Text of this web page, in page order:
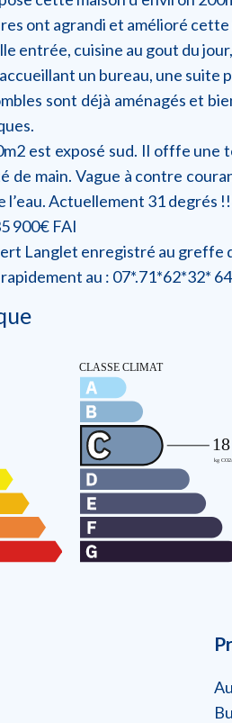
ont agrandi et amélioré
entrée, cuisine au gout du
un bureau, une
sont déjà aménagés et
est exposé sud. Il offfe
de main. Vague à contre
Actuellement 31 degrés
900€ FAI
Langlet enregistré au greffe
au : 07*.71*62*32* 64